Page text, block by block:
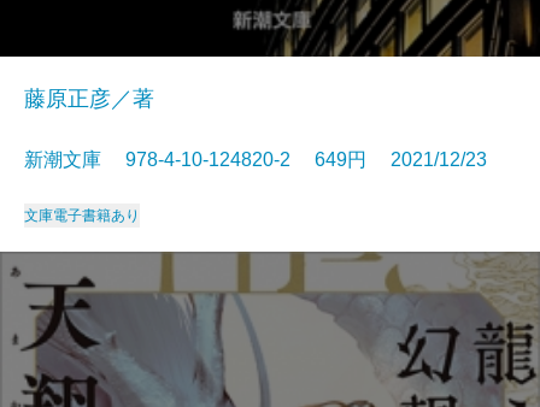
藤原正彦／著
新潮文庫 978-4-10-124820-2 649円 2021/12/23
文庫電子書籍あり